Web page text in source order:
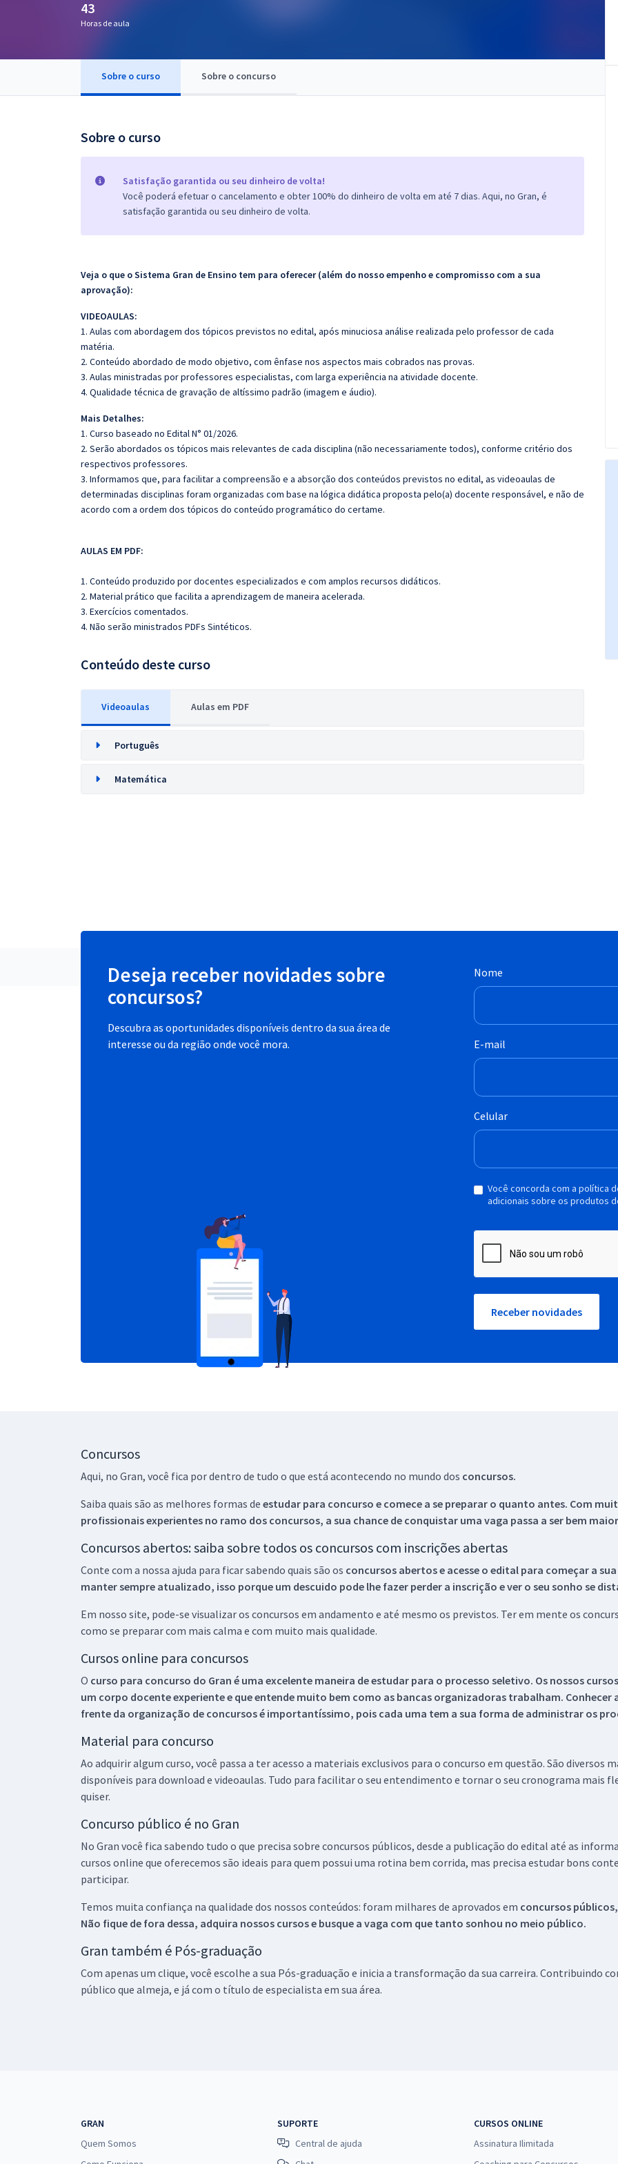
Questões grátis
43
Horas de aula
Sobre o curso Sobre o concurso
Sobre o curso
Satisfação garantida ou seu dinheiro de volta!
Você poderá efetuar o cancelamento e obter 100% do dinheiro de volta em até 7 dias. Aqui, no Gran, é
satisfação garantida ou seu dinheiro de volta.
Veja o que o Sistema Gran de Ensino tem para oferecer (além do nosso empenho e compromisso com a sua
aprovação):
VIDEOAULAS:
1. Aulas com abordagem dos tópicos previstos no edital, após minuciosa análise realizada pelo professor de cada
matéria.
2. Conteúdo abordado de modo objetivo, com ênfase nos aspectos mais cobrados nas provas.
3. Aulas ministradas por professores especialistas, com larga experiência na atividade docente.
4. Qualidade técnica de gravação de altíssimo padrão (imagem e áudio).
Mais Detalhes:
1. Curso baseado no Edital N° 01/2026.
2. Serão abordados os tópicos mais relevantes de cada disciplina (não necessariamente todos), conforme critério dos
respectivos professores.
3. Informamos que, para facilitar a compreensão e a absorção dos conteúdos previstos no edital, as videoaulas de
determinadas disciplinas foram organizadas com base na lógica didática proposta pelo(a) docente responsável, e não de
acordo com a ordem dos tópicos do conteúdo programático do certame.
AULAS EM PDF:
1. Conteúdo produzido por docentes especializados e com amplos recursos didáticos.
2. Material prático que facilita a aprendizagem de maneira acelerada.
3. Exercícios comentados.
4. Não serão ministrados PDFs Sintéticos.
Conteúdo deste curso
Videoaulas Aulas em PDF
Português
Matemática
Deseja receber novidades sobre
concursos?
Descubra as oportunidades disponíveis dentro da sua área de
interesse ou da região onde você mora.
Nome
E-mail
Celular
Você concorda com a política
adicionais sobre os produtos
Receber novidades
Concursos
Aqui, no Gran, você fica por dentro de tudo o que está acontecendo no mundo dos concursos.
Saiba quais são as melhores formas de estudar para concurso e comece a se preparar o quanto antes. Com
profissionais experientes no ramo dos concursos, a sua chance de conquistar uma vaga passa a ser bem
Concursos abertos: saiba sobre todos os concursos com inscrições abertas
Conte com a nossa ajuda para ficar sabendo quais são os concursos abertos e acesse o edital para começar a
manter sempre atualizado, isso porque um descuido pode lhe fazer perder a inscrição e ver o seu sonho se
Em nosso site, pode-se visualizar os concursos em andamento e até mesmo os previstos. Ter em mente os
como se preparar com mais calma e com muito mais qualidade.
Cursos online para concursos
O curso para concurso do Gran é uma excelente maneira de estudar para o processo seletivo. Os nossos
um corpo docente experiente e que entende muito bem como as bancas organizadoras trabalham.
frente da organização de concursos é importantíssimo, pois cada uma tem a sua forma de administrar os
Material para concurso
Ao adquirir algum curso, você passa a ter acesso a materiais exclusivos para o concurso em questão. São
disponíveis para download e videoaulas. Tudo para facilitar o seu entendimento e tornar o seu cronograma mais
quiser.
Concurso público é no Gran
No Gran você fica sabendo tudo o que precisa sobre concursos públicos, desde a publicação do edital até as
cursos online que oferecemos são ideais para quem possui uma rotina bem corrida, mas precisa estudar bons
participar.
Temos muita confiança na qualidade dos nossos conteúdos: foram milhares de aprovados em concursos
Não fique de fora dessa, adquira nossos cursos e busque a vaga com que tanto sonhou no meio público.
Gran também é Pós-graduação
Com apenas um clique, você escolhe a sua Pós-graduação e inicia a transformação da sua carreira. Contribuindo
público que almeja, e já com o título de especialista em sua área.
GRAN
Quem Somos
SUPORTE
Central de ajuda
CURSOS ONLINE
Assinatura Ilimitada